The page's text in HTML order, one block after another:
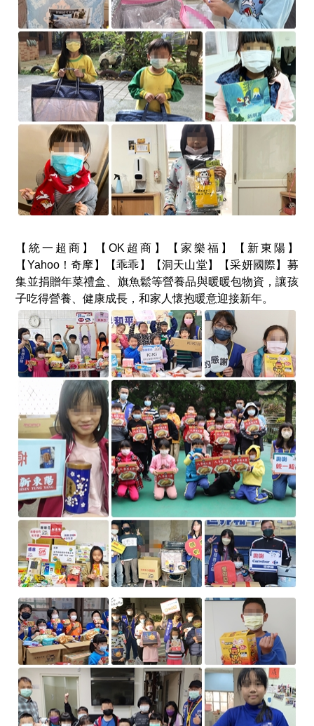
【統一超商】【OK超商】【家樂福】【新東陽】
【Yahoo！奇摩】【乖乖】【洞天山堂】【采妍國際】募
集並捐贈年菜禮盒、旗魚鬆等營養品與暖暖包物資，讓孩
子吃得營養、健康成長，和家人懷抱暖意迎接新年。